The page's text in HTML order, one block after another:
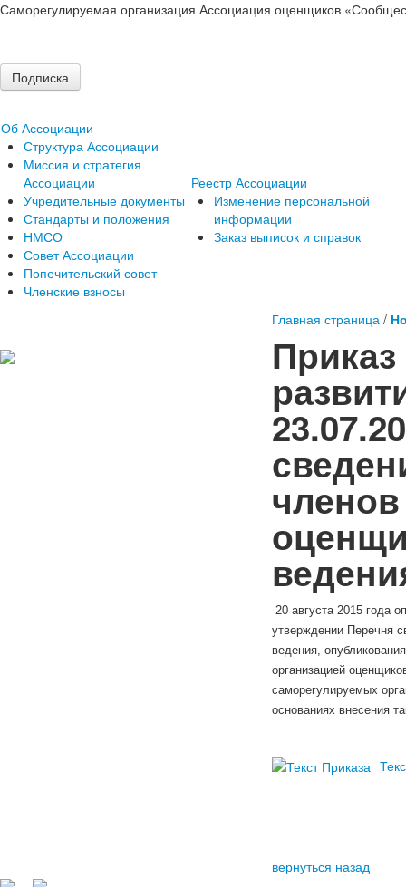
Саморегулируемая организация Ассоциация оценщиков
Подписка
Об Ассоциации
Структура Ассоциации
Миссия и стратегия
Ассоциации
Учредительные документы
Стандарты и положения
НМСО
Совет Ассоциации
Попечительский совет
Членские взносы
Реестр Ассоциации
Изменение персональной
информации
Заказ выписок и справок
Главная страница /
20 августа 2015 года
утверждении Перечня
ведения,
организацией
саморегулируемых
основаниях внесения
вернуться назад